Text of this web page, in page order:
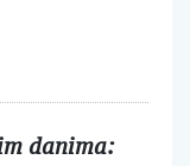
danima: